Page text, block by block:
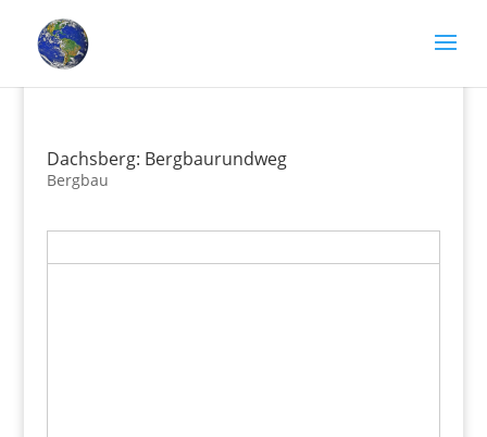
Dachsberg: Bergbaurundweg
Bergbau